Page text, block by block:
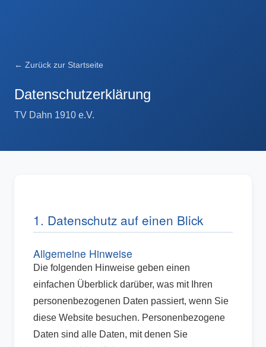
← Zurück zur Startseite
Datenschutzerklärung
TV Dahn 1910 e.V.
1. Datenschutz auf einen Blick
Allgemeine Hinweise
Die folgenden Hinweise geben einen
einfachen Überblick darüber, was mit Ihren
personenbezogenen Daten passiert, wenn Sie
diese Website besuchen. Personenbezogene
Daten sind alle Daten, mit denen Sie